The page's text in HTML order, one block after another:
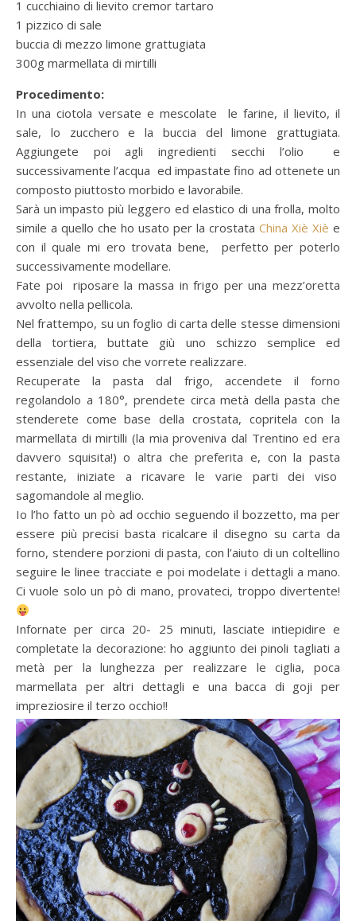
1 cucchiaino di lievito cremor tartaro
1 pizzico di sale
buccia di mezzo limone grattugiata
300g marmellata di mirtilli
Procedimento:
In una ciotola versate e mescolate le farine, il lievito, il
sale, lo zucchero e la buccia del limone grattugiata.
Aggiungete poi agli ingredienti secchi l’olio e
successivamente l’acqua ed impastate fino ad ottenete un
composto piuttosto morbido e lavorabile.
Sarà un impasto più leggero ed elastico di una frolla, molto
simile a quello che ho usato per la crostata China Xiè Xiè e
con il quale mi ero trovata bene, perfetto per poterlo
successivamente modellare.
Fate poi riposare la massa in frigo per una mezz’oretta
avvolto nella pellicola.
Nel frattempo, su un foglio di carta delle stesse dimensioni
della tortiera, buttate giù uno schizzo semplice ed
essenziale del viso che vorrete realizzare.
Recuperate la pasta dal frigo, accendete il forno
regolandolo a 180°, prendete circa metà della pasta che
stenderete come base della crostata, copritela con la
marmellata di mirtilli (la mia proveniva dal Trentino ed era
davvero squisita!) o altra che preferita e, con la pasta
restante, iniziate a ricavare le varie parti dei viso
sagomandole al meglio.
Io l’ho fatto un pò ad occhio seguendo il bozzetto, ma per
essere più precisi basta ricalcare il disegno su carta da
forno, stendere porzioni di pasta, con l’aiuto di un coltellino
seguire le linee tracciate e poi modelate i dettagli a mano.
Ci vuole solo un pò di mano, provateci, troppo divertente!
Infornate per circa 20- 25 minuti, lasciate intiepidire e
completate la decorazione: ho aggiunto dei pinoli tagliati a
metà per la lunghezza per realizzare le ciglia, poca
marmellata per altri dettagli e una bacca di goji per
impreziosire il terzo occhio!!